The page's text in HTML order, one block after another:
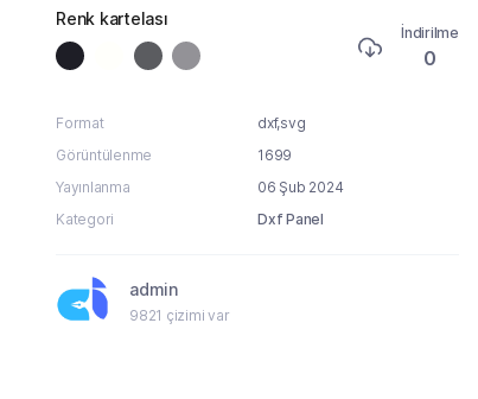
Renk kartelası
İndirilme
0
Format
dxf,svg
Görüntülenme
1699
Yayınlanma
06 Şub 2024
Kategori
Dxf Panel
admin
9821 çizimi var